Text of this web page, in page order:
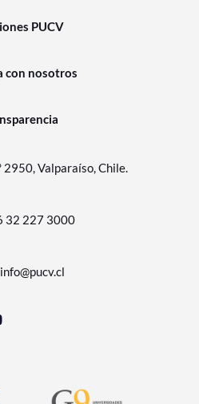
PUCV
con nosotros
2950, Valparaíso, Chile.
32 227 3000
info@pucv.cl